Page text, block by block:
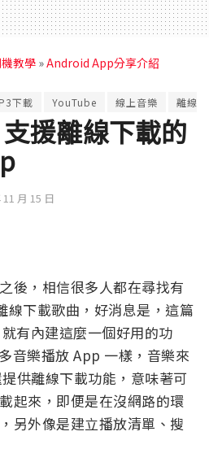
教學 »Android App分享介紹
下載 YouTube 線上音樂 離線
援離線下載的
月 15 日
後，相信很多人都在尋找有
線下載歌曲，好消息是，這篇
有內建這麼一個好用的功
音樂播放 App 一樣，音樂來
供離線下載功能，意味著可
起來，即便是在沒網路的環
另外像是建立播放清單、搜